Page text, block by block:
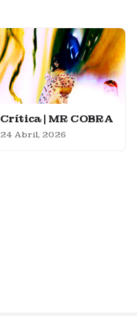
Crítica | MR COBRA
24 Abril, 2026